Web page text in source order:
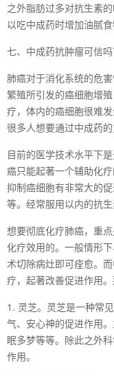
之外脂肪过多对抗生素
以吃中成药时增加油腻食
七、中成药抗肿瘤可信吗
肺癌对于消化系统的危
繁殖所引发的癌细胞增
疗，体内的癌细胞很难
很多人想要通过中成药
目前的医学技术水平下
癌只能起著一个辅助化
抑制癌细胞有非常大的
等。经常服用以内的抗
想要彻底化疗肺癌，重
化疗效用的。一般情形
术切除病灶即可痊愈。
疗，起著改善促进作用
1. 灵芝。灵芝是一种常
气、安心神的促进作用
眠多梦等等。除此之外
作用。